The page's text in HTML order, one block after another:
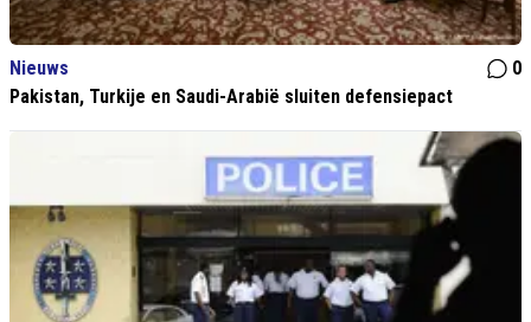
Nieuws
0
Pakistan, Turkije en Saudi-Arabië sluiten defensiepact